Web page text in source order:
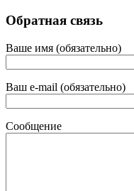
Обратная связь
Ваше имя (обязательно)
Ваш e-mail (обязательно)
Сообщение